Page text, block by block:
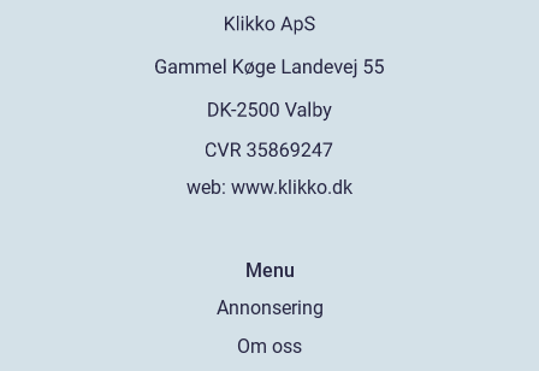
web: www.klikko.dk
Menu
Annonsering
Om oss